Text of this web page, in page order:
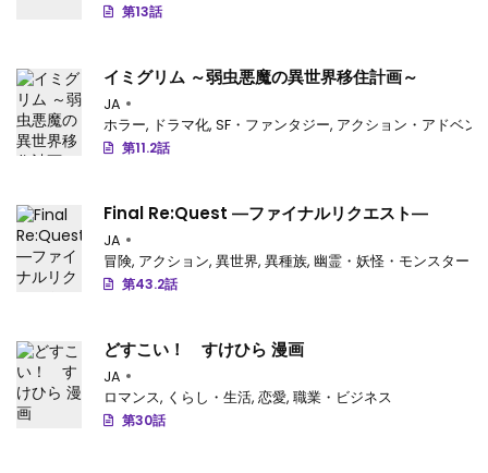
第13話
イミグリム ～弱虫悪魔の異世界移住計画～
JA
ホラー, ドラマ化, SF・ファンタジー, アクション・アドベン
第11.2話
Final Re:Quest ―ファイナルリクエスト―
JA
冒険, アクション, 異世界, 異種族, 幽霊・妖怪・モンスター
第43.2話
どすこい！ すけひら 漫画
JA
ロマンス, くらし・生活, 恋愛, 職業・ビジネス
第30話